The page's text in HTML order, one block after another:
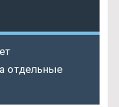
отдельные